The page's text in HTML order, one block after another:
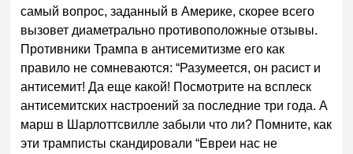
самый вопрос, заданный в Америке, скорее всего
вызовет диаметрально противоположные отзывы.
Противники Трампа в антисемитизме его как
правило не сомневаются: “Разумеется, он расист и
антисемит! Да еще какой! Посмотрите на всплеск
антисемитских настроений за последние три года. А
марш в Шарлоттсвилле забыли что ли? Помните, как
эти трамписты скандировали “Евреи нас не